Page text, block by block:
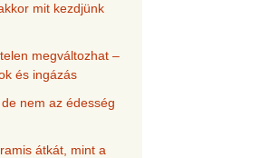
mit kezdjünk
megváltozhat –
és ingázás
nem az édesség
átkát, mint a